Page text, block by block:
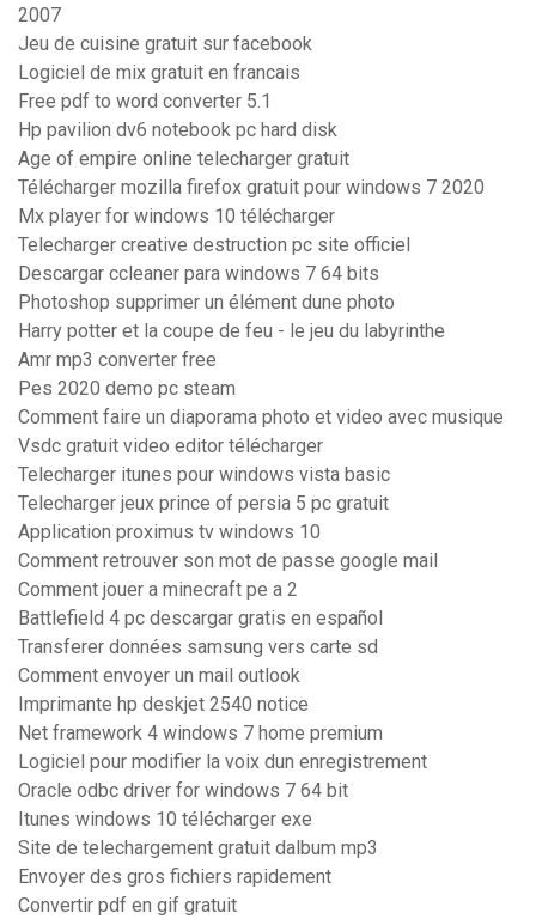
2007
Jeu de cuisine gratuit sur facebook
Logiciel de mix gratuit en francais
Free pdf to word converter 5.1
Hp pavilion dv6 notebook pc hard disk
Age of empire online telecharger gratuit
Télécharger mozilla firefox gratuit pour windows 7 2020
Mx player for windows 10 télécharger
Telecharger creative destruction pc site officiel
Descargar ccleaner para windows 7 64 bits
Photoshop supprimer un élément dune photo
Harry potter et la coupe de feu - le jeu du labyrinthe
Amr mp3 converter free
Pes 2020 demo pc steam
Comment faire un diaporama photo et video avec musique
Vsdc gratuit video editor télécharger
Telecharger itunes pour windows vista basic
Telecharger jeux prince of persia 5 pc gratuit
Application proximus tv windows 10
Comment retrouver son mot de passe google mail
Comment jouer a minecraft pe a 2
Battlefield 4 pc descargar gratis en español
Transferer données samsung vers carte sd
Comment envoyer un mail outlook
Imprimante hp deskjet 2540 notice
Net framework 4 windows 7 home premium
Logiciel pour modifier la voix dun enregistrement
Oracle odbc driver for windows 7 64 bit
Itunes windows 10 télécharger exe
Site de telechargement gratuit dalbum mp3
Envoyer des gros fichiers rapidement
Convertir pdf en gif gratuit